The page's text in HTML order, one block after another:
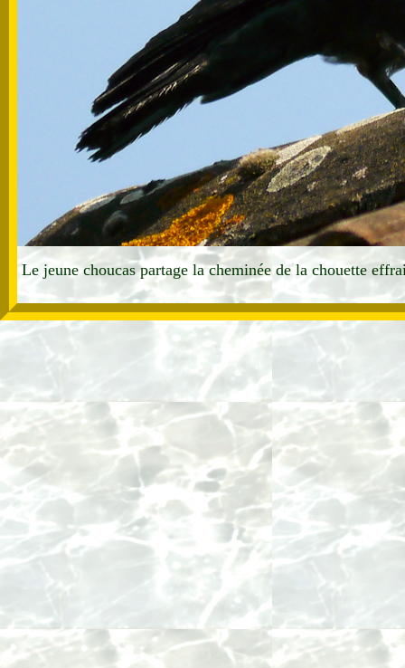
Le jeune choucas partage la cheminée de la chouette